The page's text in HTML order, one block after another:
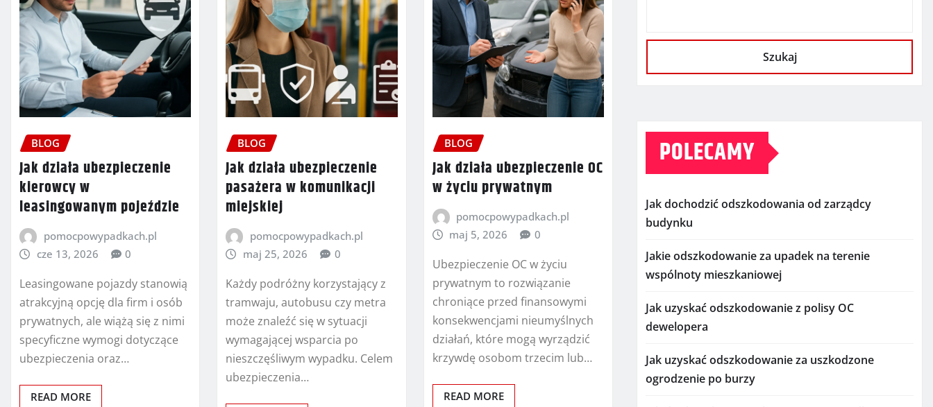
BLOG
Jak działa ubezpieczenie
kierowcy w
leasingowanym pojeździe
pomocpowypadkach.pl
cze 13, 2026
0
Leasingowane pojazdy stanowią
atrakcyjną opcję dla firm i osób
prywatnych, ale wiążą się z nimi
specyficzne wymogi dotyczące
ubezpieczenia oraz…
READ MORE
BLOG
Jak działa ubezpieczenie
pasażera w komunikacji
miejskiej
pomocpowypadkach.pl
maj 25, 2026
0
Każdy podróżny korzystający z
tramwaju, autobusu czy metra
może znaleźć się w sytuacji
wymagającej wsparcia po
nieszczęśliwym wypadku. Celem
ubezpieczenia…
BLOG
Jak działa ubezpieczenie OC
w życiu prywatnym
pomocpowypadkach.pl
maj 5, 2026
0
Ubezpieczenie OC w życiu
prywatnym to rozwiązanie
chroniące przed finansowymi
konsekwencjami nieumyślnych
działań, które mogą wyrządzić
krzywdę osobom trzecim lub…
READ MORE
Szukaj
POLECAMY
Jak dochodzić odszkodowania od zarządcy
budynku
Jakie odszkodowanie za upadek na terenie
wspólnoty mieszkaniowej
Jak uzyskać odszkodowanie z polisy OC
dewelopera
Jak uzyskać odszkodowanie za uszkodzone
ogrodzenie po burzy